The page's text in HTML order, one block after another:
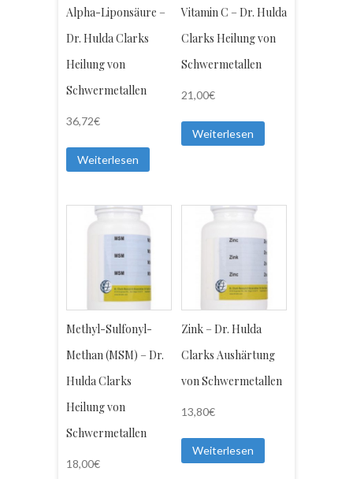
Alpha-Liponsäure –
Dr. Hulda Clarks
Heilung von
Schwermetallen
36,72€
Weiterlesen
Vitamin C – Dr. Hulda
Clarks Heilung von
Schwermetallen
21,00€
Weiterlesen
Methyl-Sulfonyl-
Methan (MSM) – Dr.
Hulda Clarks
Heilung von
Schwermetallen
18,00€
Zink – Dr. Hulda
Clarks Aushärtung
von Schwermetallen
13,80€
Weiterlesen